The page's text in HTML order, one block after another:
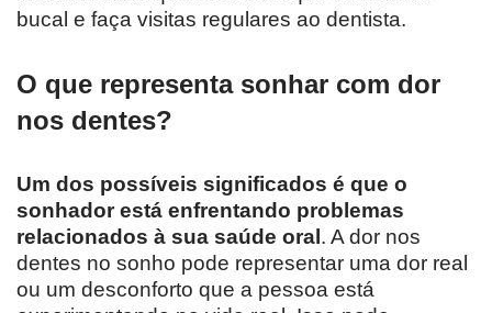
bucal e faça visitas regulares ao dentista.
O que representa sonhar com dor
nos dentes?
Um dos possíveis significados é que o
sonhador está enfrentando problemas
relacionados à sua saúde oral . A dor nos
dentes no sonho pode representar uma dor real
ou um desconforto que a pessoa está